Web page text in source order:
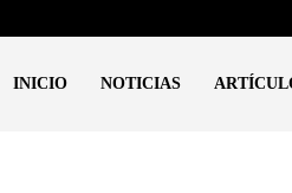
INICIO NOTICIAS